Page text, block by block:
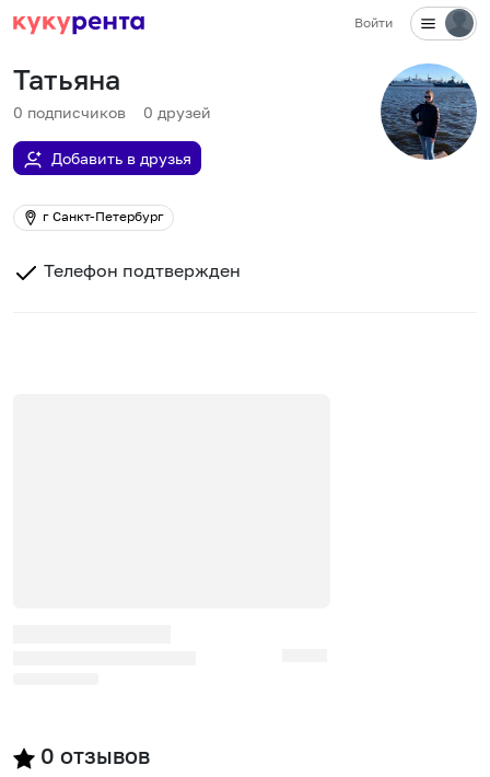
Войти
Татьяна
0 подписчиков 0 друзей
Добавить в друзья
г Санкт-Петербург
Телефон подтвержден
0 отзывов